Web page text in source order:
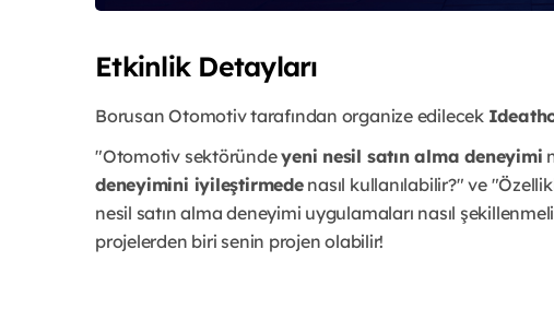
Etkinlik Detayları
Borusan Otomotiv tarafından organize edilecek
"Otomotiv sektöründeyeni nesil satın alma deneyimi
deneyimini iyileştirmedenasıl kullanılabilir?" ve
nesil satın alma deneyimi uygulamaları nasıl
projelerden biri senin projen olabilir!